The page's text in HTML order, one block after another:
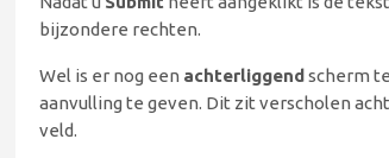
bijzondere rechten.
Wel is er nog een achterliggendscherm
aanvulling te geven. Dit zit verscholen
veld.